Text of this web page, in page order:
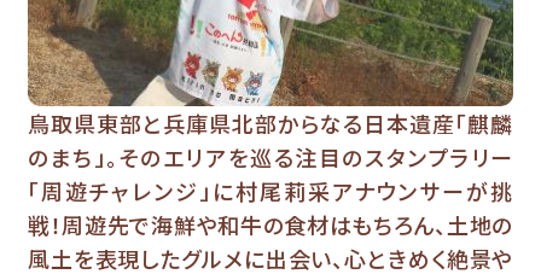
鳥取県東部と兵庫県北部からなる日本遺産「麒麟
のまち」。そのエリアを巡る注目のスタンプラリー
「周遊チャレンジ」に村尾莉采アナウンサーが挑
戦！周遊先で海鮮や和牛の食材はもちろん、土地の
風土を表現したグルメに出会い、心ときめく絶景や